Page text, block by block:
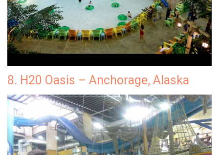
8. H20 Oasis – Anchorage, Alaska